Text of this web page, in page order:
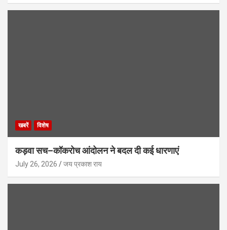
खबरें विशेष
कड़वा सच–कॉकरोच आंदोलन ने बदल दी कई धारणाएं
July 26, 2026 जय प्रकाश राय